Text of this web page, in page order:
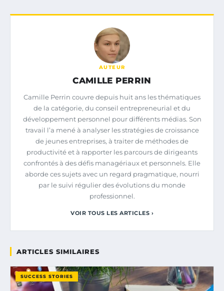
AUTEUR
CAMILLE PERRIN
Camille Perrin couvre depuis huit ans les thématiques
de la catégorie, du conseil entrepreneurial et du
développement personnel pour différents médias. Son
travail l’a mené à analyser les stratégies de croissance
de jeunes entreprises, à traiter de méthodes de
productivité et à rapporter les parcours de dirigeants
confrontés à des défis managériaux et personnels. Elle
aborde ces sujets avec un regard pragmatique, nourri
par le suivi régulier des évolutions du monde
professionnel.
VOIR TOUS LES ARTICLES ›
ARTICLES SIMILAIRES
SUCCESS STORIES